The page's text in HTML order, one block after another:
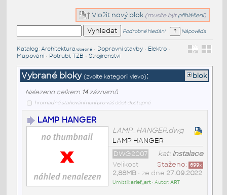
Vložit nový blok (musíte být přihlášeni)
Podrobné hledání Nápověda
Katalog: Architektura/obecné• Dopravní stavby• Elektro•
Mapování• Potrubí, TZB • Strojírenství
Vybrané bloky (zvolte kategorii vlevo): blok
Nalezeno celkem 14záznamů
hromadné stahování není pro váš účet dostupné
LAMP HANGER
LAMP_HANGER.dwg
LAMP HANGER
kat:Instalace
DWG2007
Staženo: 699x
Velikost
2,88MB• ze dne 27.09.2022
Umístil:arief_art• Autor:ART